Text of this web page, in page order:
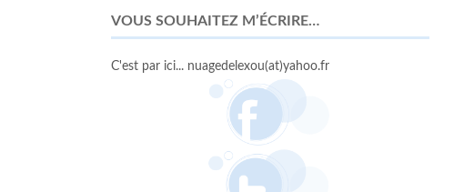
VOUS SOUHAITEZ M’ÉCRIRE…
C'est par ici... nuagedelexou(at)yahoo.fr